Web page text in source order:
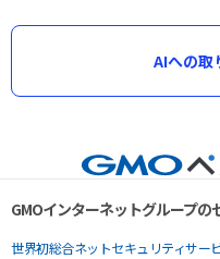
AIへの取
GMOインターネットグループ
世界初総合ネットセキュリティサー